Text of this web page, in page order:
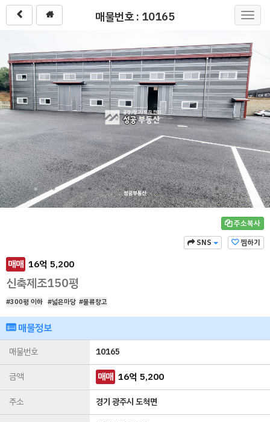
매물번호 : 10165
주소복사
찜하기
SNS
매매 16억 5,200
신축제조150평
#300평 이하 #넓은마당 #물류창고
매물정보
매물번호
10165
금액
매매 16억 5,200
주소 경기 광주시 도척면